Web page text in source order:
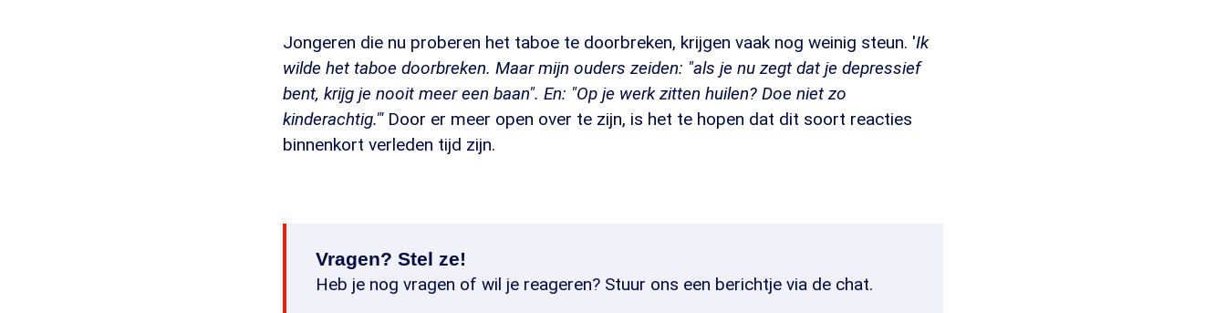
Jongeren die nu proberen het taboe te doorbreken, krijgen vaak nog weinig steun. 'Ik
wilde het taboe doorbreken. Maar mijn ouders zeiden: "als je nu zegt dat je depressief
bent, krijg je nooit meer een baan". En: "Op je werk zitten huilen? Doe niet zo
kinderachtig."' Door er meer open over te zijn, is het te hopen dat dit soort reacties
binnenkort verleden tijd zijn.
Vragen? Stel ze!
Heb je nog vragen of wil je reageren? Stuur ons een berichtje via de chat.